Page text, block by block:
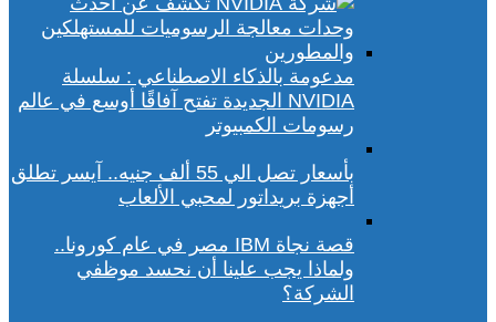
مدعومة بالذكاء الاصطناعي : سلسلة
NVIDIA الجديدة تفتح آفاقًا أوسع في عالم
رسومات الكمبيوتر
بأسعار تصل الي 55 ألف جنيه.. آيسر تطلق
أجهزة بريداتور لمحبي الألعاب
قصة نجاة IBM مصر في عام كورونا..
ولماذا يجب علينا أن نحسد موظفي
الشركة؟